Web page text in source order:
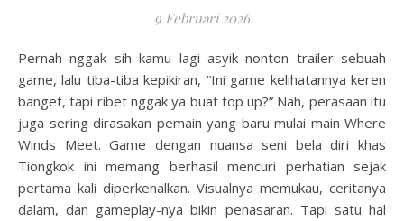
9 Februari 2026
Pernah nggak sih kamu lagi asyik nonton trailer sebuah
game, lalu tiba-tiba kepikiran, “Ini game kelihatannya keren
banget, tapi ribet nggak ya buat top up?” Nah, perasaan itu
juga sering dirasakan pemain yang baru mulai main Where
Winds Meet. Game dengan nuansa seni bela diri khas
Tiongkok ini memang berhasil mencuri perhatian sejak
pertama kali diperkenalkan. Visualnya memukau, ceritanya
dalam, dan gameplay-nya bikin penasaran. Tapi satu hal